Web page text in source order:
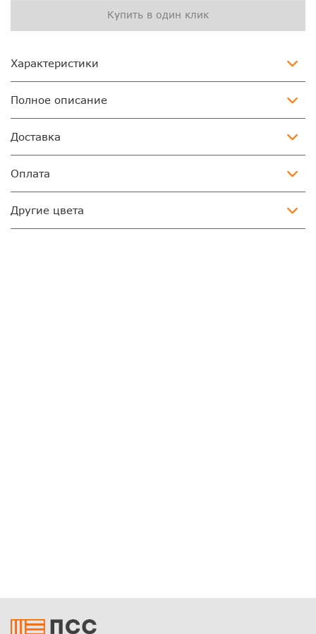
Купить в один клик
Характеристики
Полное описание
Доставка
Оплата
Другие цвета